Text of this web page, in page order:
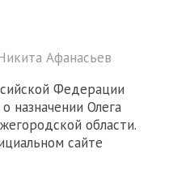
Афанасьев
Федерации
назначении Олега
области.
сайте